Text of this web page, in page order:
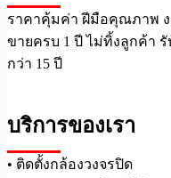
ราคาคุ้มค่า ฝีมือคุณภาพ
ขายครบ 1 ปี ไม่ทิ้งลูกค้า
กว่า 15 ปี
บริการของเรา
• ติดตั้งกล้องวงจรปิด